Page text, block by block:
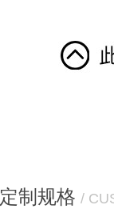
定制规格 /